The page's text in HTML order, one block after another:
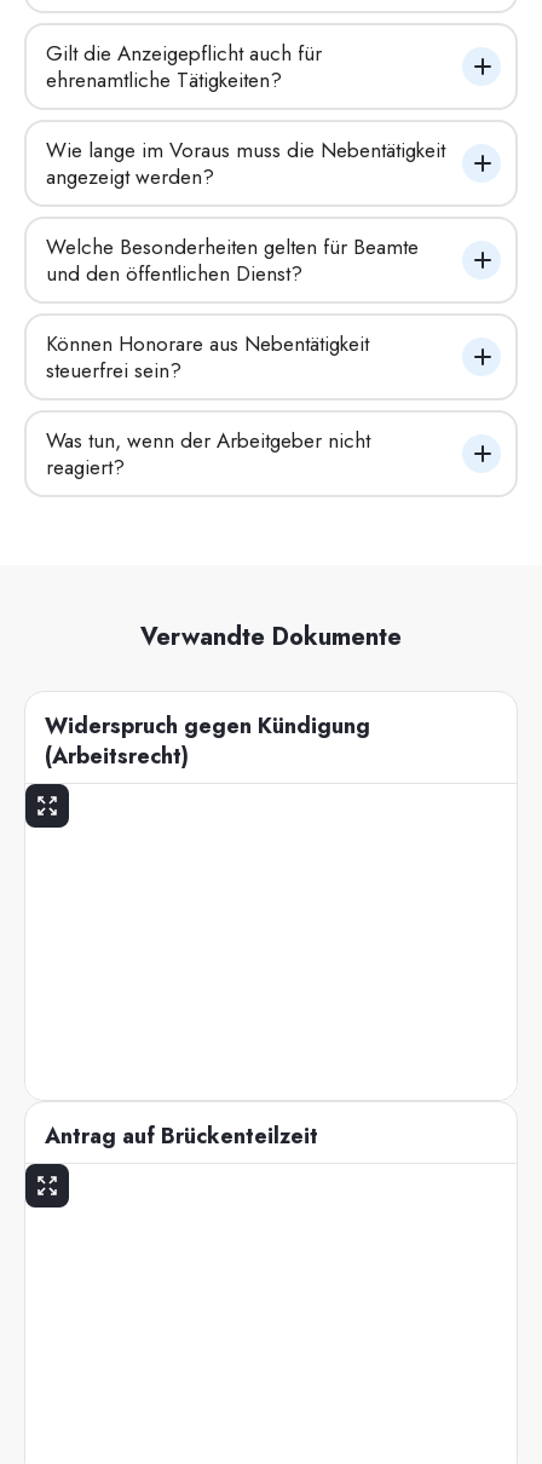
Gilt die Anzeigepflicht auch für
ehrenamtliche Tätigkeiten?
Wie lange im Voraus muss die Nebentätigkeit
angezeigt werden?
Welche Besonderheiten gelten für Beamte
und den öffentlichen Dienst?
Können Honorare aus Nebentätigkeit
steuerfrei sein?
Was tun, wenn der Arbeitgeber nicht
reagiert?
Verwandte Dokumente
Widerspruch gegen Kündigung
(Arbeitsrecht)
Antrag auf Brückenteilzeit